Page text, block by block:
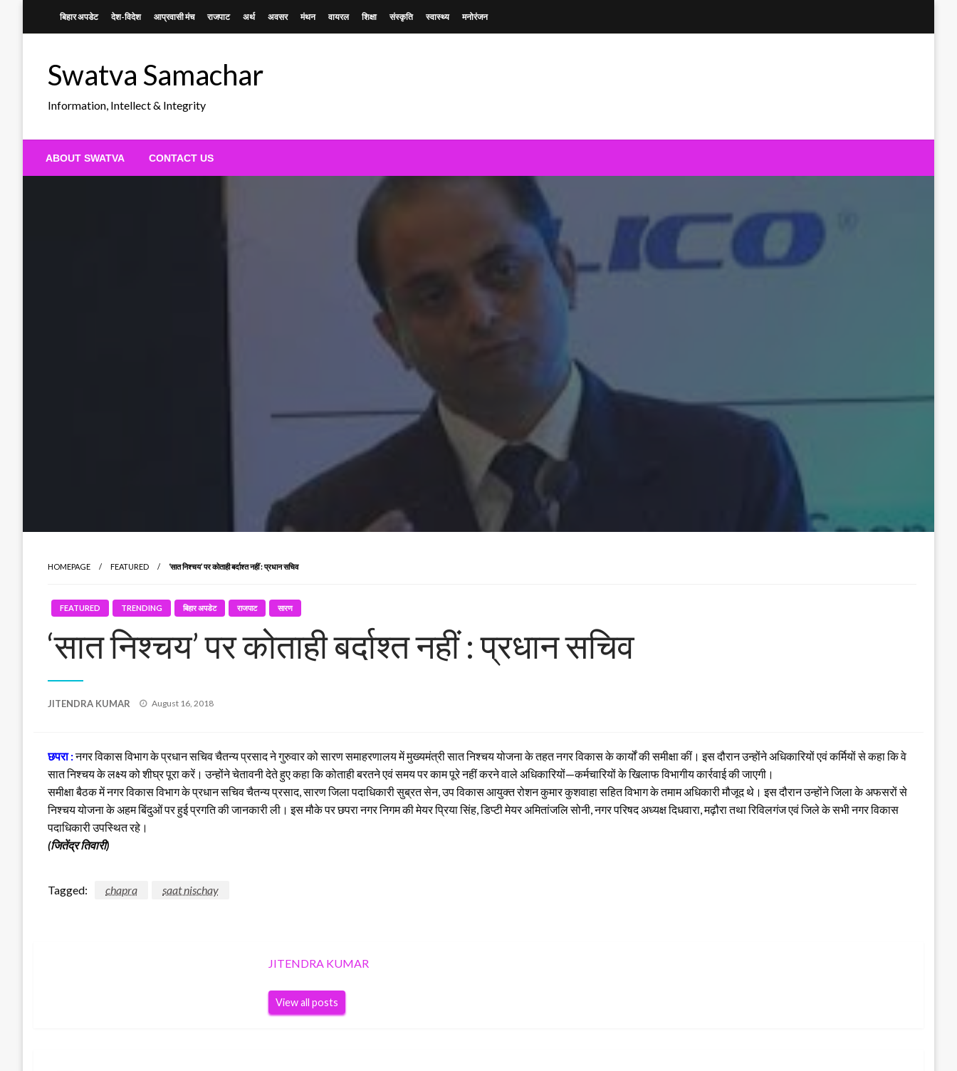
बिहार अपडेट देश-विदेश आप्रवासी मंच राजपाट अर्थ अवसर मंथन वायरल शिक्षा संस्कृति स्वास्थ्य मनोरंजन
Swatva Samachar
Information, Intellect & Integrity
ABOUT SWATVA CONTACT US
HOMEPAGE FEATURED ‘सात निश्चय’ पर कोताही बर्दाश्त नहीं : प्रधान सचिव
FEATURED TRENDING बिहार अपडेट राजपाट सारण
‘सात निश्चय’ पर कोताही बर्दाश्त नहीं : प्रधान सचिव
JITENDRA KUMAR
Posted
August 16, 2018
छपरा :नगर विकास विभाग के प्रधान सचिव चैतन्य प्रसाद ने गुरुवार को सारण समाहरणालय में मुख्यमंत्री सात निश्चय योजना के तहत नगर विकास के कार्यों की समीक्षा कीं। इस दौरान उन्होंने अधिकारियों एवं कर्मियों से कहा कि वे
सात निश्चय के लक्ष्य को शीघ्र पूरा करें। उन्होंने चेतावनी देते हुए कहा कि कोताही बरतने एवं समय पर काम पूरे नहीं करने वाले अधिकारियों—कर्मचारियों के खिलाफ विभागीय कार्रवाई की जाएगी।
समीक्षा बैठक में नगर विकास विभाग के प्रधान सचिव चैतन्य प्रसाद, सारण जिला पदाधिकारी सुब्रत सेन, उप विकास आयुक्त रोशन कुमार कुशवाहा सहित विभाग के तमाम अधिकारी मौजूद थे। इस दौरान उन्होंने जिला के अफसरों से
निश्चय योजना के अहम बिंदुओं पर हुई प्रगति की जानकारी ली। इस मौके पर छपरा नगर निगम की मेयर प्रिया सिंह, डिप्टी मेयर अमितांज​लि सोनी, नगर परिषद अध्यक्ष दिधवारा, मढ़ौरा तथा रिविलगंज एवं जिले के सभी नगर विकास
पदाधिकारी उपस्थित रहे।
(जितेंद्र तिवारी)
Tagged: chapra saat nischay
JITENDRA KUMAR
View all posts